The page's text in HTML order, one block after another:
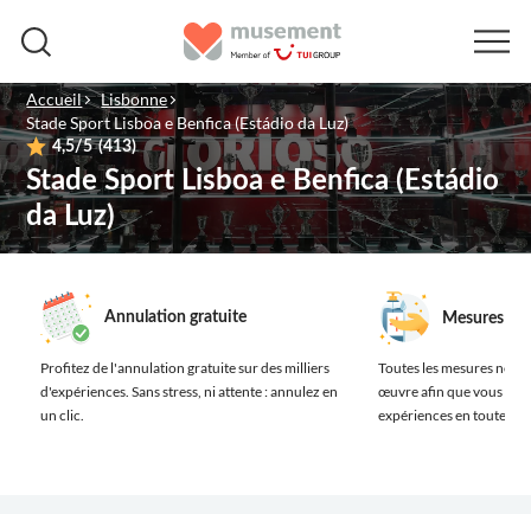
Accueil
Lisbonne
Stade Sport Lisboa e Benfica (Estádio da Luz)
4,5/5 (413)
Stade Sport Lisboa e Benfica (Estádio
da Luz)
Annulation gratuite
Profitez de l'annulation gratuite sur des milliers
d'expériences. Sans stress, ni attente : annulez en
un clic.
Mesures
Toutes les mesures
œuvre afin que vous
expériences en toute